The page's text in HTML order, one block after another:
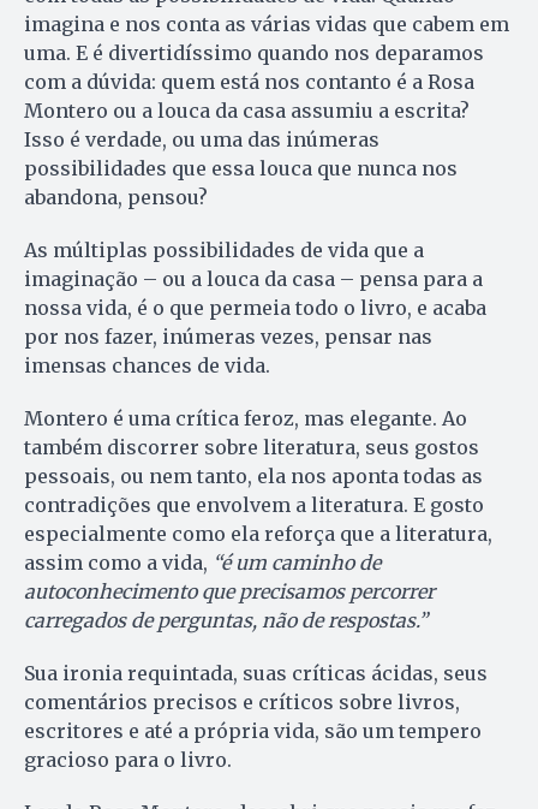
imagina e nos conta as várias vidas que cabem em
uma. E é divertidíssimo quando nos deparamos
com a dúvida: quem está nos contanto é a Rosa
Montero ou a louca da casa assumiu a escrita?
Isso é verdade, ou uma das inúmeras
possibilidades que essa louca que nunca nos
abandona, pensou?
As múltiplas possibilidades de vida que a
imaginação – ou a louca da casa – pensa para a
nossa vida, é o que permeia todo o livro, e acaba
por nos fazer, inúmeras vezes, pensar nas
imensas chances de vida.
Montero é uma crítica feroz, mas elegante. Ao
também discorrer sobre literatura, seus gostos
pessoais, ou nem tanto, ela nos aponta todas as
contradições que envolvem a literatura. E gosto
especialmente como ela reforça que a literatura,
assim como a vida, “é um caminho de
autoconhecimento que precisamos percorrer
carregados de perguntas, não de respostas.”
Sua ironia requintada, suas críticas ácidas, seus
comentários precisos e críticos sobre livros,
escritores e até a própria vida, são um tempero
gracioso para o livro.